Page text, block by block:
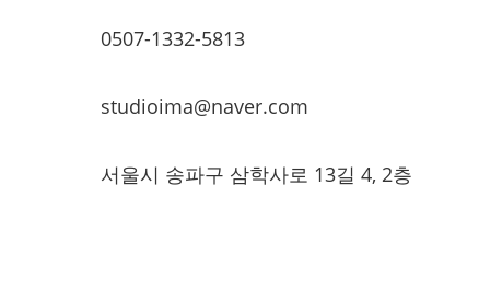
0507-1332-5813
studioima@naver.com
서울시 송파구 삼학사로 13길 4, 2층